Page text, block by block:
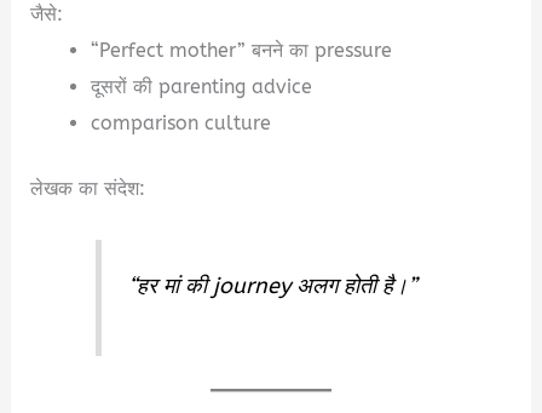
जैसे:
“Perfect mother” बनने का pressure
दूसरों की parenting advice
comparison culture
लेखक का संदेश:
“हर मां की journey अलग होती है।”